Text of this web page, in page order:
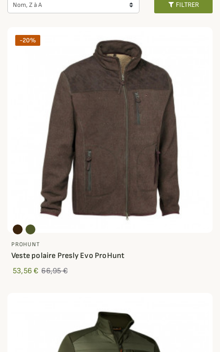
Nom, Z à A FILTRER
-20%
PROHUNT
Veste polaire Presly Evo ProHunt
53,56 € 66,95 €